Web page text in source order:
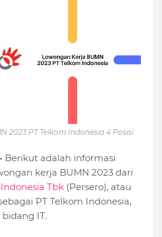
2023 PT Telkom Indonesia 4 Posisi
Berikut adalah informasi
kerja BUMN 2023 dari
Tbk (Persero), atau
PT Telkom Indonesia,
IT.